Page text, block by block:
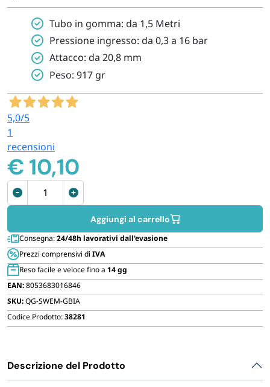
PERSONA E MEDICALI
AVVOLGENTI E CONTENITORI ALIMENTARI
PARTY
FORNITURE SETTORE HO.RE.CA
BIODEGRADABILE
Tubo in gomma: da 1,5 Metri
Pressione ingresso: da 0,3 a 16 bar
Attacco: da 20,8 mm
Peso: 917 gr
5,0/5
1
recensioni
€ 10,10
Kit
regolatore
con
tubo
da
1,5
metri
e
2
Aggiungi al carrello
Consegna:24/48h lavorativi dall'evasione
Prezzi comprensivi di IVA
Reso facile e veloce fino a 14 gg
EAN:8053683016846
SKU:QG-SWEM-GBIA
Codice Prodotto:38281
Descrizione del Prodotto